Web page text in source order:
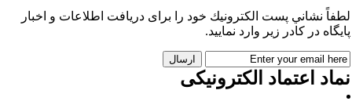
نشاني پست الكترونيك خود را برای دريافت اطلاعات و اخبار
در كادر زير وارد نمایید.
اعتماد الکترونیکی